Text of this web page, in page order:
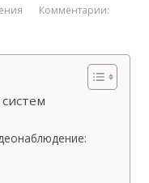
Комментарии: